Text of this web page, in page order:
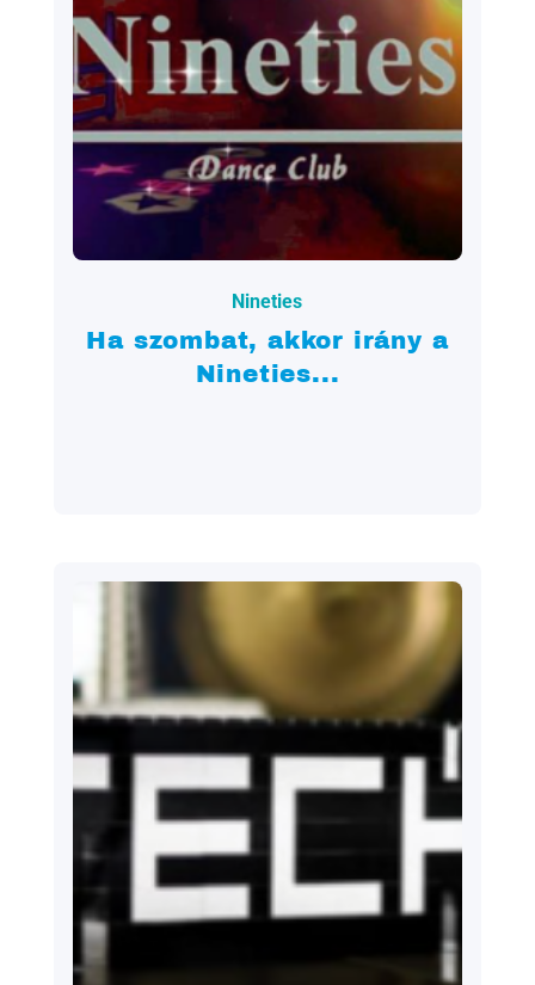
2022.09.07.
Nineties
Ha szombat, akkor irány a
Nineties...